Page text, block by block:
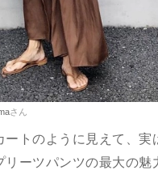
さん
ートのように見えて、実
リーツパンツの最大の魅